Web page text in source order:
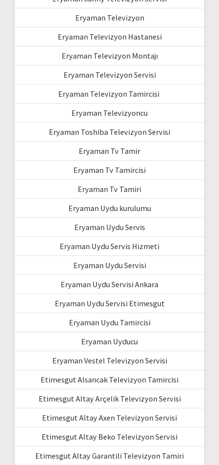
Eryaman Televizyon
Eryaman Televizyon Hastanesi
Eryaman Televizyon Montajı
Eryaman Televizyon Servisi
Eryaman Televizyon Tamircisi
Eryaman Televizyoncu
Eryaman Toshiba Televizyon Servisi
Eryaman Tv Tamir
Eryaman Tv Tamircisi
Eryaman Tv Tamiri
Eryaman Uydu kurulumu
Eryaman Uydu Servis
Eryaman Uydu Servis Hizmeti
Eryaman Uydu Servisi
Eryaman Uydu Servisi Ankara
Eryaman Uydu Servisi Etimesgut
Eryaman Uydu Tamircisi
Eryaman Uyducu
Eryaman Vestel Televizyon Servisi
Etimesgut Alsancak Televizyon Tamircisi
Etimesgut Altay Arçelik Televizyon Servisi
Etimesgut Altay Axen Televizyon Servisi
Etimesgut Altay Beko Televizyon Servisi
Etimesgut Altay Garantili Televizyon Tamiri